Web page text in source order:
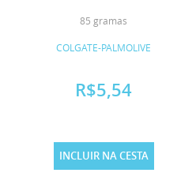
85 gramas
COLGATE-PALMOLIVE
R$5,54
INCLUIR NA CESTA